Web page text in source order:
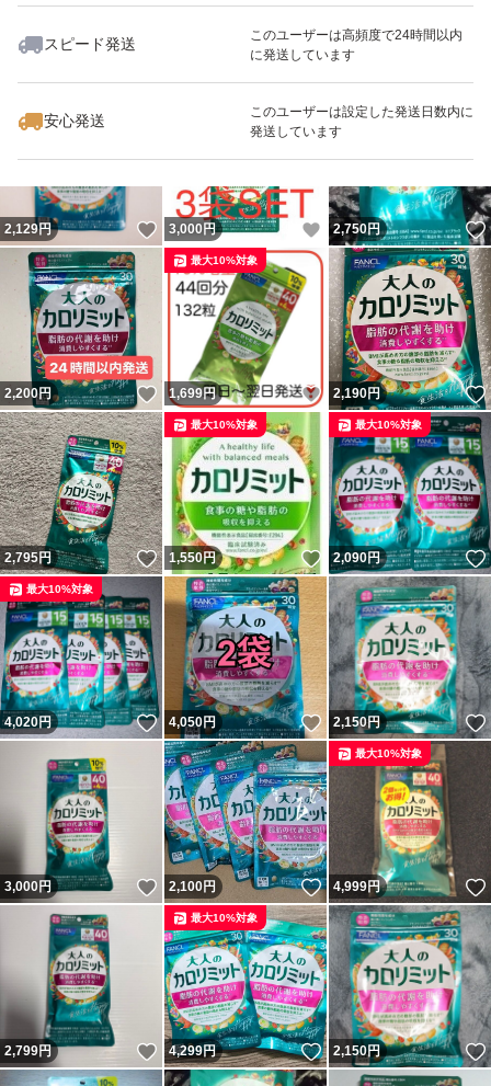
スピード発送
このユーザーは高頻度で24時間以内
に発送しています
安心発送
このユーザーは設定した発送日数内に
発送しています
いいね！
2,900
2,129円 いいね！
3,000 円 いいね！
2,750円
2,200円 いいね！
1,699円 いいね！
最大10%対象
2,190円
2,795円 いいね！
1,550円 いいね！
最大10%対象
2,090円
最大10%対象
4,020円 いいね！
最大10%対象
4,050円 いいね！
2,150円
3,000円 いいね！
2,100円 いいね！
4,999円
最大10%対象
2,799円 いいね！
4,299円 いいね！
最大10%対象
2,150円